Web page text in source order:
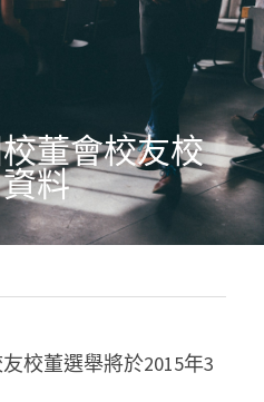
董會校友校
料
校董選舉將於2015年3